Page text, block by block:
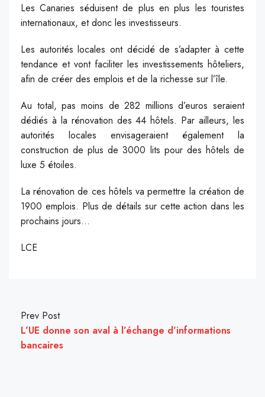
Les Canaries séduisent de plus en plus les touristes
internationaux, et donc les investisseurs.
Les autorités locales ont décidé de s’adapter à cette
tendance et vont faciliter les investissements hôteliers,
afin de créer des emplois et de la richesse sur l’île.
Au total, pas moins de 282 millions d’euros seraient
dédiés à la rénovation des 44 hôtels. Par ailleurs, les
autorités locales envisageraient également la
construction de plus de 3000 lits pour des hôtels de
luxe 5 étoiles.
La rénovation de ces hôtels va permettre la création de
1900 emplois. Plus de détails sur cette action dans les
prochains jours…
LCE
Prev Post
L’UE donne son aval à l’échange d’informations
bancaires